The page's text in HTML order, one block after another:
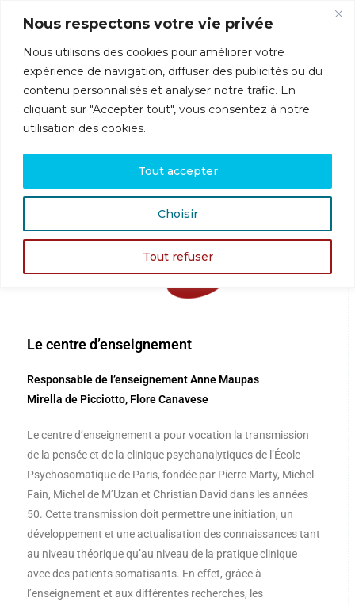
Nous respectons votre vie privée
Nous utilisons des cookies pour améliorer votre
expérience de navigation, diffuser des publicités ou du
contenu personnalisés et analyser notre trafic. En
cliquant sur "Accepter tout", vous consentez à notre
utilisation des cookies.
Choisir
Tout refuser
Tout accepter
Centre d’enseignement
Le centre d’enseignement
Responsable de l’enseignement Anne Maupas
Mirella de Picciotto, Flore Canavese
Le centre d’enseignement a pour vocation la transmission
de la pensée et de la clinique psychanalytiques de l’École
Psychosomatique de Paris, fondée par Pierre Marty, Michel
Fain, Michel de M’Uzan et Christian David dans les années
50. Cette transmission doit permettre une initiation, un
développement et une actualisation des connaissances tant
au niveau théorique qu’au niveau de la pratique clinique
avec des patients somatisants. En effet, grâce à
l’enseignement et aux différentes recherches, les